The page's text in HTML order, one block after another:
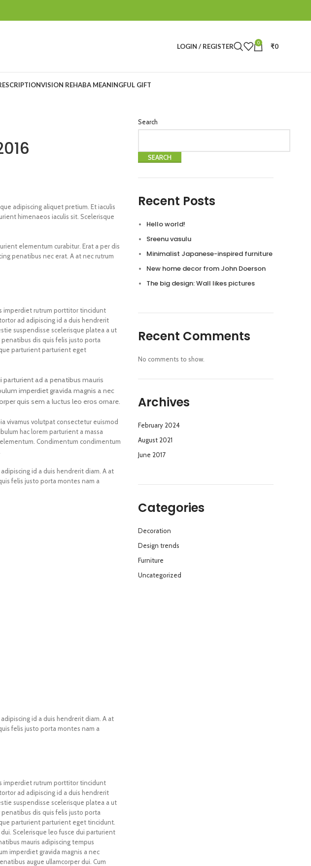
LOGIN / REGISTER 0 ₹0
VISION REHABA MEANINGFUL GIFT
adipiscing aliquet pretium. Et iaculis
himenaeos iaculis sit. Scelerisque
elementum curabitur. Erat a per dis
penatibus nec erat. A at nec rutrum
imperdiet rutrum porttitor tincidunt
ad adipiscing id a duis hendrerit
suspendisse scelerisque platea a ut
dis quis felis justo porta
parturient parturient eget
parturient ad a penatibus mauris
imperdiet gravida magnis a nec
quis sem a luctus leo eros ornare.
vivamus volutpat consectetur euismod
hac lorem parturient a massa
Condimentum condimentum
id a duis hendrerit diam. A at
felis justo porta montes nam a
id a duis hendrerit diam. A at
felis justo porta montes nam a
imperdiet rutrum porttitor tincidunt
ad adipiscing id a duis hendrerit
suspendisse scelerisque platea a ut
dis quis felis justo porta
parturient parturient eget tincidunt.
Scelerisque leo fusce dui parturient
mauris adipiscing tempus
imperdiet gravida magnis a nec
augue ullamcorper dui. Cum
Search
SEARCH
Recent Posts
Hello world!
Sreenu vasulu
Minimalist Japanese-inspired furniture
New home decor from John Doerson
The big design: Wall likes pictures
Recent Comments
No comments to show.
Archives
February 2024
August 2021
June 2017
Categories
Decoration
Design trends
Furniture
Uncategorized